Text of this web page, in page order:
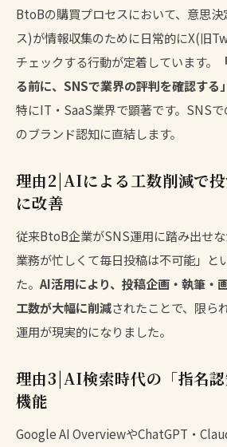
BtoBの購買プロセスにおいて、意思
ス)が情報収集のために日常的にX(旧
チェックする行動が定着しています。
る前に、SNSで業界の評判を確認する」
特にIT・SaaS業界で顕著です。SNS
のブランド認知に直結します。
理由2|AIによる工数削減で
に改善
従来BtoB企業がSNS運用に踏み出せ
業務が忙しくて毎日投稿は不可能」と
た。 AI活用により、投稿企画・執筆・
工数が大幅に削減されたことで、限ら
運用が現実的になりました。
理由3|AI検索時代の「指名
機能
Google AI OverviewやChatGPT・